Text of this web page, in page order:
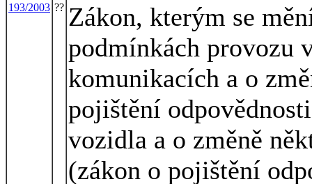
193/2003 ?? Zákon, kterým se
podmínkách provozu
komunikacích a o
pojištění
vozidla a o změně
(zákon o pojištění